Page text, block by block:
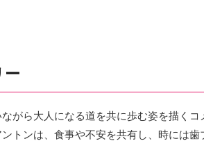
ー
がら大人になる道を共に歩む姿を描くコ
トンは、食事や不安を共有し、時には歯